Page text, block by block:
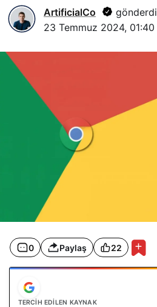
ArtificialCo
gönderdi
23 Temmuz 2024, 01:40
0 Paylaş 22
TERCIH EDILEN KAYNAK